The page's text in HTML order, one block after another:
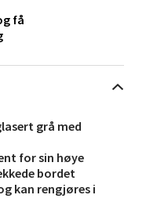
grå med
for sin høye
bordet
kan rengjøres i
få
Malmporten
Velg